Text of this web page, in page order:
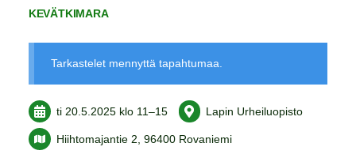
KEVÄTKIMARA
Tarkastelet mennyttä tapahtumaa.
ti 20.5.2025 klo 11–15 Lapin Urheiluopisto
Hiihtomajantie 2, 96400 Rovaniemi